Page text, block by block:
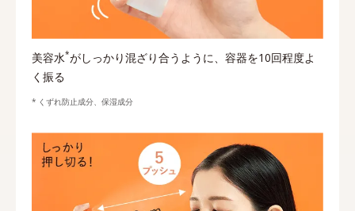
美容水*がしっかり混ざり合うように、容器を10回程度よ
く振る
くずれ防止成分、保湿成分